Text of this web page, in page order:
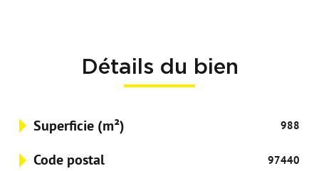
Détails du bien
Superficie (m²) 988
Code postal 97440